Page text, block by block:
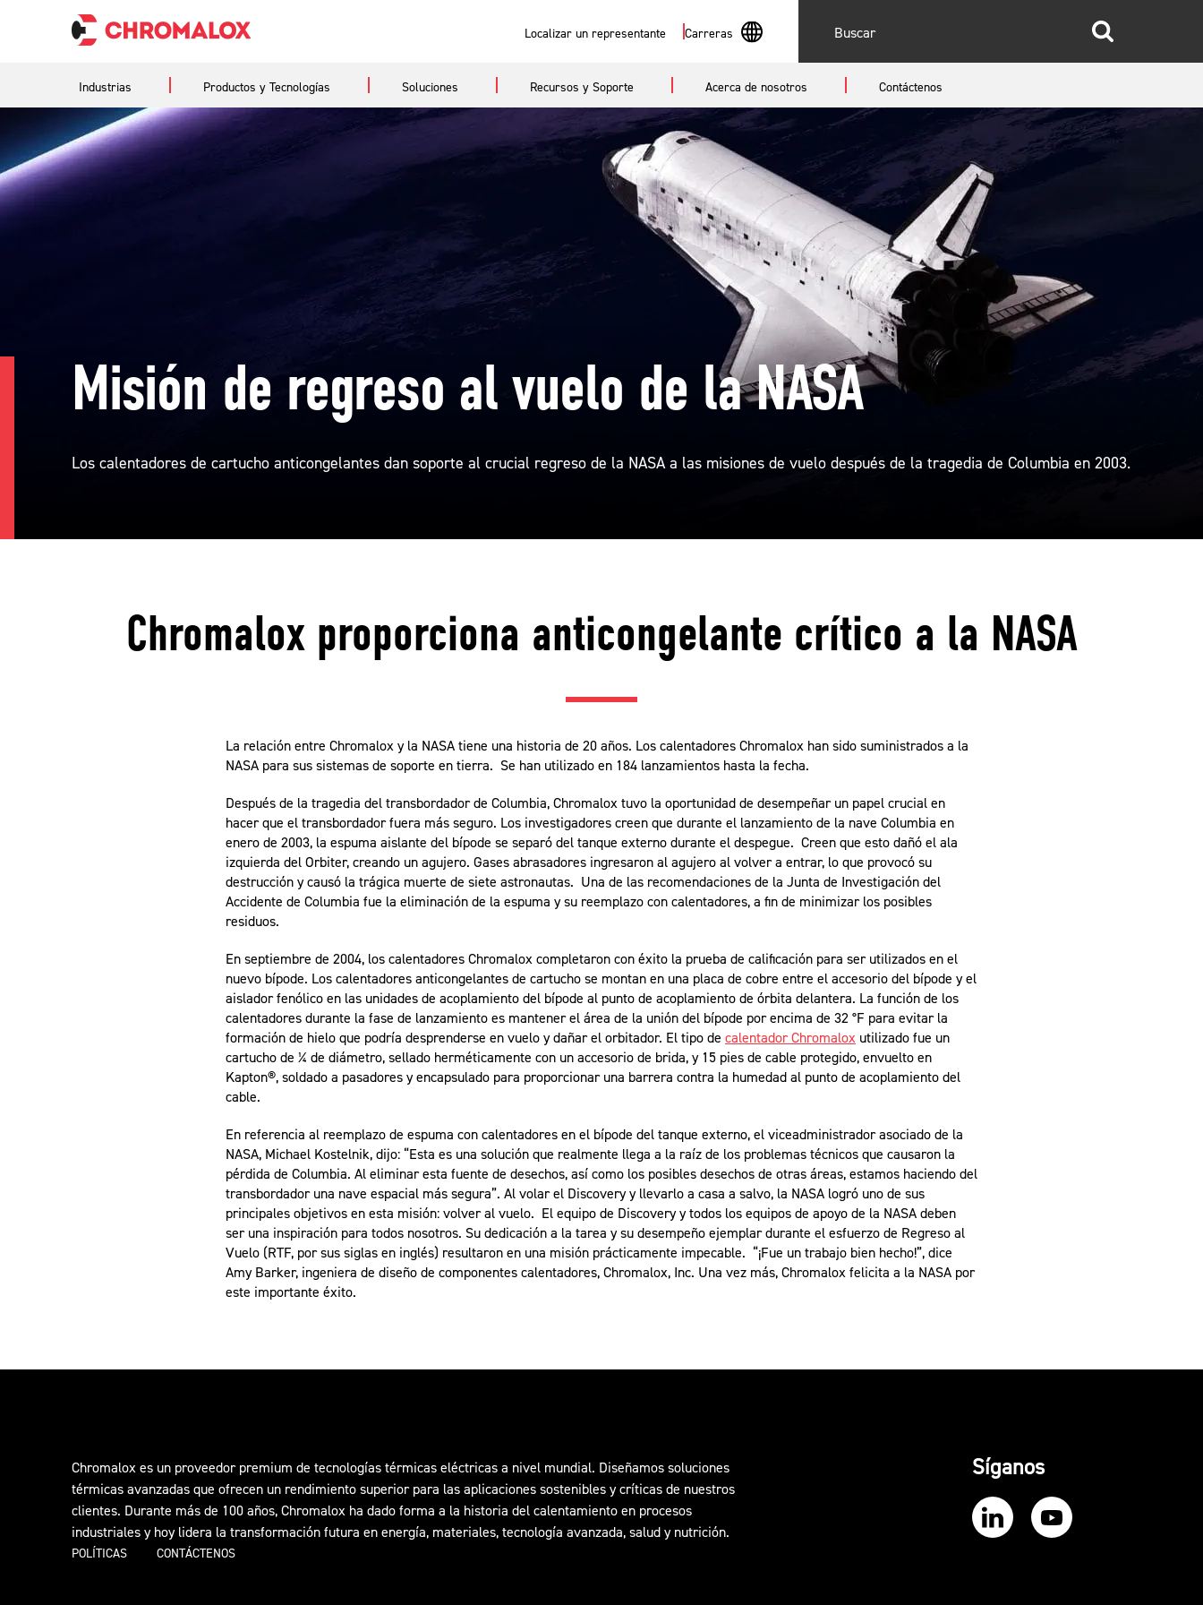
Localizar un representante Carreras
English
Spanish
Buscar
Industrias Productos y Tecnologías Soluciones Recursos y Soporte Acerca de nosotros Contáctenos
Misión de regreso al vuelo de la NASA
Los calentadores de cartucho anticongelantes dan soporte al crucial regreso de la NASA a las misiones de vuelo después de la tragedia de Columbia en 2003.
Chromalox proporciona anticongelante crítico a la NASA
La relación entre Chromalox y la NASA tiene una historia de 20 años. Los calentadores Chromalox han sido suministrados a la
NASA para sus sistemas de soporte en tierra. Se han utilizado en 184 lanzamientos hasta la fecha.
Después de la tragedia del transbordador de Columbia, Chromalox tuvo la oportunidad de desempeñar un papel crucial en
hacer que el transbordador fuera más seguro. Los investigadores creen que durante el lanzamiento de la nave Columbia en
enero de 2003, la espuma aislante del bípode se separó del tanque externo durante el despegue. Creen que esto dañó el ala
izquierda del Orbiter, creando un agujero. Gases abrasadores ingresaron al agujero al volver a entrar, lo que provocó su
destrucción y causó la trágica muerte de siete astronautas. Una de las recomendaciones de la Junta de Investigación del
Accidente de Columbia fue la eliminación de la espuma y su reemplazo con calentadores, a fin de minimizar los posibles
residuos.
En septiembre de 2004, los calentadores Chromalox completaron con éxito la prueba de calificación para ser utilizados en el
nuevo bípode. Los calentadores anticongelantes de cartucho se montan en una placa de cobre entre el accesorio del bípode y el
aislador fenólico en las unidades de acoplamiento del bípode al punto de acoplamiento de órbita delantera. La función de los
calentadores durante la fase de lanzamiento es mantener el área de la unión del bípode por encima de 32 °F para evitar la
formación de hielo que podría desprenderse en vuelo y dañar el orbitador. El tipo de calentador Chromalox utilizado fue un
cartucho de 1⁄4 de diámetro, sellado herméticamente con un accesorio de brida, y 15 pies de cable protegido, envuelto en
Kapton®, soldado a pasadores y encapsulado para proporcionar una barrera contra la humedad al punto de acoplamiento del
cable.
En referencia al reemplazo de espuma con calentadores en el bípode del tanque externo, el viceadministrador asociado de la
NASA, Michael Kostelnik, dijo: “Esta es una solución que realmente llega a la raíz de los problemas técnicos que causaron la
pérdida de Columbia. Al eliminar esta fuente de desechos, así como los posibles desechos de otras áreas, estamos haciendo del
transbordador una nave espacial más segura”. Al volar el Discovery y llevarlo a casa a salvo, la NASA logró uno de sus
principales objetivos en esta misión: volver al vuelo. El equipo de Discovery y todos los equipos de apoyo de la NASA deben
ser una inspiración para todos nosotros. Su dedicación a la tarea y su desempeño ejemplar durante el esfuerzo de Regreso al
Vuelo (RTF, por sus siglas en inglés) resultaron en una misión prácticamente impecable. “¡Fue un trabajo bien hecho!”, dice
Amy Barker, ingeniera de diseño de componentes calentadores, Chromalox, Inc. Una vez más, Chromalox felicita a la NASA por
este importante éxito.
Chromalox es un proveedor premium de tecnologías térmicas eléctricas a nivel mundial. Diseñamos soluciones
térmicas avanzadas que ofrecen un rendimiento superior para las aplicaciones sostenibles y críticas de nuestros
clientes. Durante más de 100 años, Chromalox ha dado forma a la historia del calentamiento en procesos
industriales y hoy lidera la transformación futura en energía, materiales, tecnología avanzada, salud y nutrición.
Síganos
Our LinkedIn Our YouTube
POLÍTICAS CONTÁCTENOS